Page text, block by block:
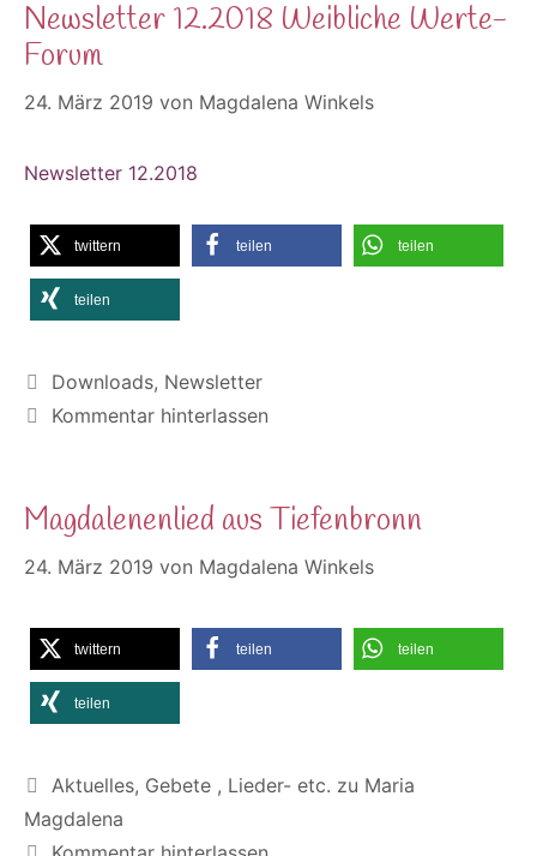
Newsletter 12.2018 Weibliche Werte-
Forum
24. März 2019 von Magdalena Winkels
Newsletter 12.2018
twittern teilen teilen
teilen
Kategorien
Downloads, Newsletter
Kommentar hinterlassen
Magdalenenlied aus Tiefenbronn
24. März 2019 von Magdalena Winkels
twittern teilen teilen
teilen
Kategorien
Aktuelles, Gebete , Lieder- etc. zu Maria
Magdalena